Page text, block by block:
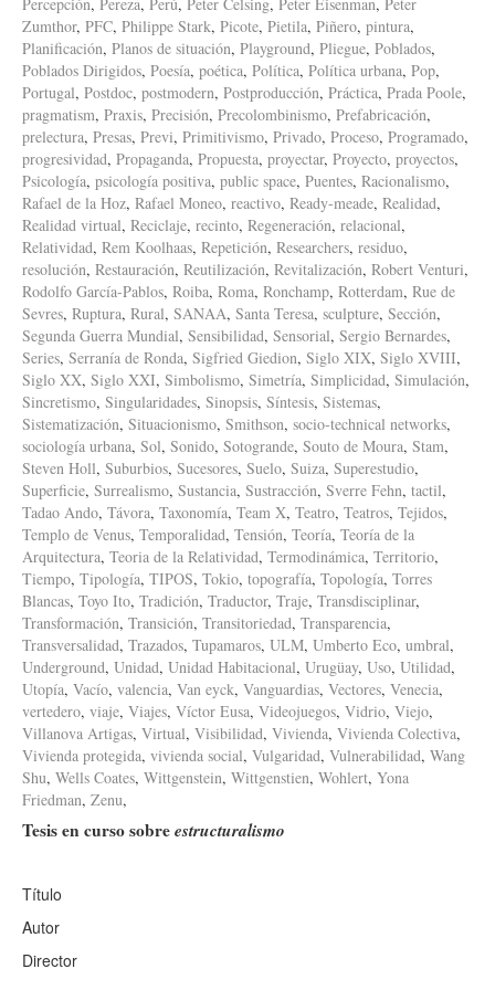
Zumthor, PFC, Philippe Stark, Picote, Pietila, Piñero, pintura,
Planificación, Planos de situación, Playground, Pliegue, Poblados,
Poblados Dirigidos, Poesía, poética, Política, Política urbana, Pop,
Portugal, Postdoc, postmodern, Postproducción, Práctica, Prada Poole,
pragmatism, Praxis, Precisión, Precolombinismo, Prefabricación,
prelectura, Presas, Previ, Primitivismo, Privado, Proceso, Programado,
progresividad, Propaganda, Propuesta, proyectar, Proyecto, proyectos,
Psicología, psicología positiva, public space, Puentes, Racionalismo,
Rafael de la Hoz, Rafael Moneo, reactivo, Ready-meade, Realidad,
Realidad virtual, Reciclaje, recinto, Regeneración, relacional,
Relatividad, Rem Koolhaas, Repetición, Researchers, residuo,
resolución, Restauración, Reutilización, Revitalización, Robert Venturi,
Rodolfo García-Pablos, Roiba, Roma, Ronchamp, Rotterdam, Rue de
Sevres, Ruptura, Rural, SANAA, Santa Teresa, sculpture, Sección,
Segunda Guerra Mundial, Sensibilidad, Sensorial, Sergio Bernardes,
Series, Serranía de Ronda, Sigfried Giedion, Siglo XIX, Siglo XVIII,
Siglo XX, Siglo XXI, Simbolismo, Simetría, Simplicidad, Simulación,
Sincretismo, Singularidades, Sinopsis, Síntesis, Sistemas,
Sistematización, Situacionismo, Smithson, socio-technical networks,
sociología urbana, Sol, Sonido, Sotogrande, Souto de Moura, Stam,
Steven Holl, Suburbios, Sucesores, Suelo, Suiza, Superestudio,
Superficie, Surrealismo, Sustancia, Sustracción, Sverre Fehn, tactil,
Tadao Ando, Távora, Taxonomía, Team X, Teatro, Teatros, Tejidos,
Templo de Venus, Temporalidad, Tensión, Teoría, Teoría de la
Arquitectura, Teoria de la Relatividad, Termodinámica, Territorio,
Tiempo, Tipología, TIPOS, Tokio, topografía, Topología, Torres
Blancas, Toyo Ito, Tradición, Traductor, Traje, Transdisciplinar,
Transformación, Transición, Transitoriedad, Transparencia,
Transversalidad, Trazados, Tupamaros, ULM, Umberto Eco, umbral,
Underground, Unidad, Unidad Habitacional, Urugüay, Uso, Utilidad,
Utopía, Vacío, valencia, Van eyck, Vanguardias, Vectores, Venecia,
vertedero, viaje, Viajes, Víctor Eusa, Videojuegos, Vidrio, Viejo,
Villanova Artigas, Virtual, Visibilidad, Vivienda, Vivienda Colectiva,
Vivienda protegida, vivienda social, Vulgaridad, Vulnerabilidad, Wang
Shu, Wells Coates, Wittgenstein, Wittgenstien, Wohlert, Yona
Friedman, Zenu,
Tesis en curso sobreestructuralismo
Título
Autor
Director